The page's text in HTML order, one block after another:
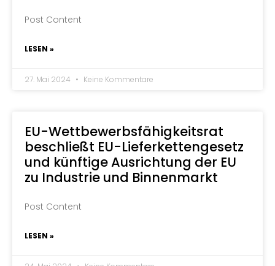
Post Content
LESEN »
27. Mai 2024 Keine Kommentare
EU-Wettbewerbsfähigkeitsrat
beschließt EU-Lieferkettengesetz
und künftige Ausrichtung der EU
zu Industrie und Binnenmarkt
Post Content
LESEN »